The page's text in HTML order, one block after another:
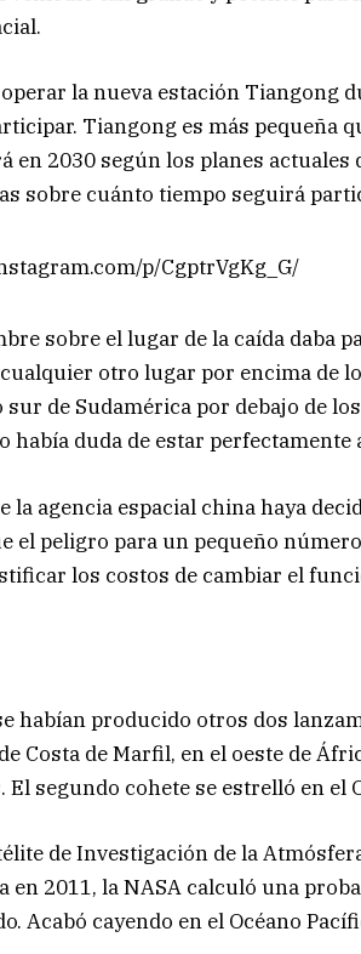
la nueva estación Tiangong
Tiangong es más pequeña
en 2030 según los planes actuales
sobre cuánto tiempo seguirá
p/CgptrVgKg_G/
sobre el lugar de la caída daba
otro lugar por encima de
sur de Sudamérica por debajo de
había duda de estar perfectamente
la agencia espacial china haya
el peligro para un pequeño
los costos de cambiar el
habían producido otros dos
Costa de Marfil, en el oeste de
segundo cohete se estrelló en el
de Investigación de la
en 2011, la NASA calculó una
Acabó cayendo en el Océano